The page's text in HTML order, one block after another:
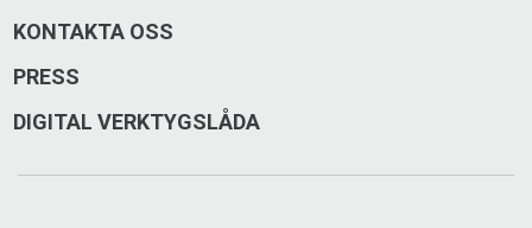
KONTAKTA OSS
PRESS
DIGITAL VERKTYGSLÅDA